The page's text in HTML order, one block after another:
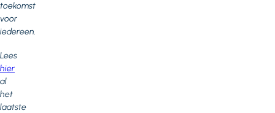
toekomst
voor
iedereen.​
Lees
hier
al
het
laatste